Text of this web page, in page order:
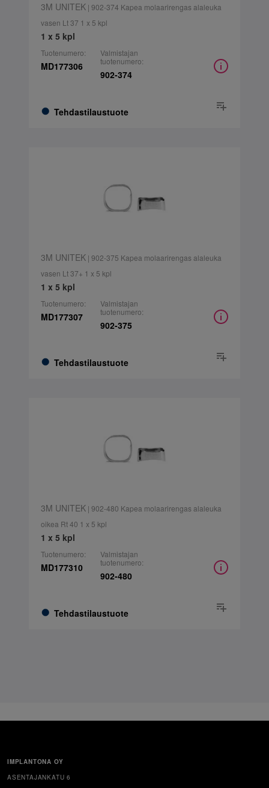
3M UNITEK| 902-374 Kapea molaarirengas alaleuka
vasen Lt 37 1 x 5 kpl
1 x 5 kpl
Tuotenumero:
MD177306
Tehdastilaustuote
Valmistajan
tuotenumero:
902-374
3M UNITEK| 902-375 Kapea molaarirengas alaleuka
vasen Lt 37+ 1 x 5 kpl
1 x 5 kpl
Tuotenumero:
MD177307
Tehdastilaustuote
Valmistajan
tuotenumero:
902-375
3M UNITEK| 902-480 Kapea molaarirengas alaleuka
oikea Rt 40 1 x 5 kpl
1 x 5 kpl
Tuotenumero:
MD177310
Tehdastilaustuote
Valmistajan
tuotenumero:
902-480
IMPLANTONA OY
ASENTAJANKATU 6